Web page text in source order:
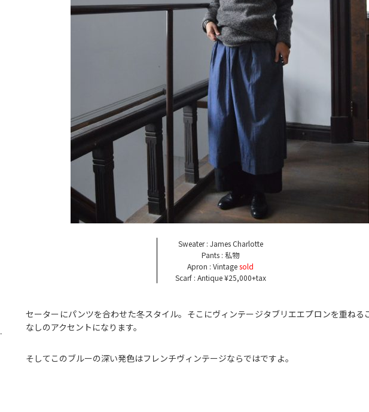
Sweater : James Charlotte
Pants : 私物
Apron : Vintagesold
Scarf : Antique ¥25,000+tax
セーターにパンツを合わせた冬スタイル。そこにヴィンテージタブリエエプロンを重ねる
なしのアクセントになります。
そしてこのブルーの深い発色はフレンチヴィンテージならではですよ。